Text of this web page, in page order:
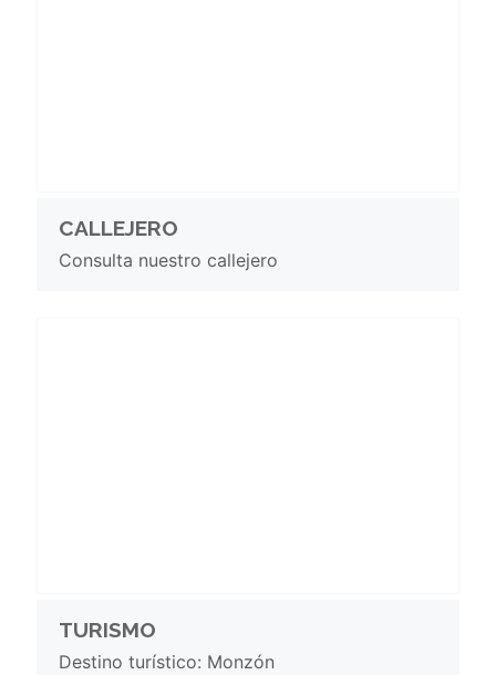
CALLEJERO
Consulta nuestro callejero
TURISMO
Destino turístico: Monzón